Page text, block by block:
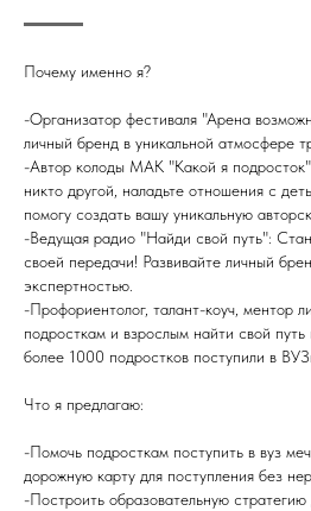
Почему именно я?
-Организатор фестиваля "Арена
личный бренд в уникальной атмосфере
-Автор колоды МАК "Какой я
никто другой, наладьте отношения с
помогу создать вашу уникальную
-Ведущая радио "Найди свой путь":
своей передачи! Развивайте личный
экспертностью.
-Профориентолог, талант-коуч, ментор
подросткам и взрослым найти свой
более 1000 подростков поступили в
Что я предлагаю:
-Помочь подросткам поступить в вуз
дорожную карту для поступления без
-Построить образовательную